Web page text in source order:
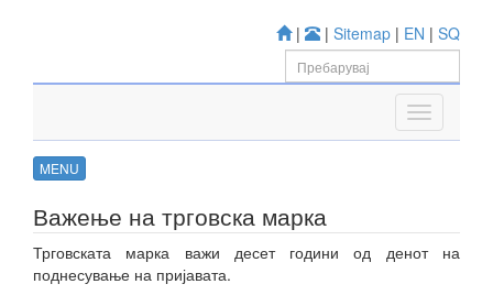
| | Sitemap | EN | SQ
MENU
Важење на трговска марка
Трговската марка важи десет години од денот на
поднесување на пријавата.